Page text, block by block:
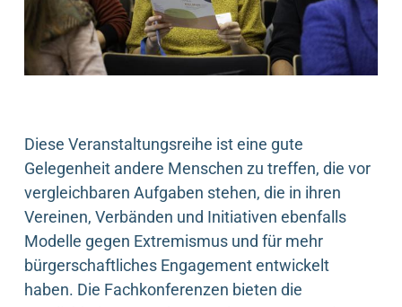
Diese Veranstaltungsreihe ist eine gute
Gelegenheit andere Menschen zu treffen, die vor
vergleichbaren Aufgaben stehen, die in ihren
Vereinen, Verbänden und Initiativen ebenfalls
Modelle gegen Extremismus und für mehr
bürgerschaftliches Engagement entwickelt
haben. Die Fachkonferenzen bieten die